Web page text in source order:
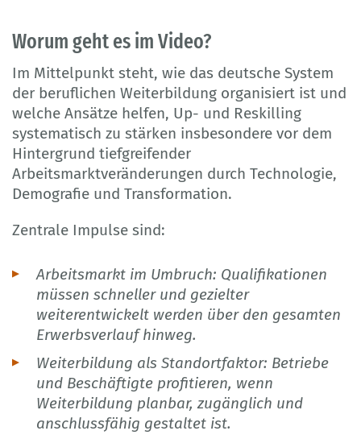
Worum geht es im Video?
Im Mittelpunkt steht, wie das deutsche System
der beruflichen Weiterbildung organisiert ist und
welche Ansätze helfen, Up- und Reskilling
systematisch zu stärken insbesondere vor dem
Hintergrund tiefgreifender
Arbeitsmarktveränderungen durch Technologie,
Demografie und Transformation.
Zentrale Impulse sind:
Arbeitsmarkt im Umbruch: Qualifikationen
müssen schneller und gezielter
weiterentwickelt werden über den gesamten
Erwerbsverlauf hinweg.
Weiterbildung als Standortfaktor: Betriebe
und Beschäftigte profitieren, wenn
Weiterbildung planbar, zugänglich und
anschlussfähig gestaltet ist.